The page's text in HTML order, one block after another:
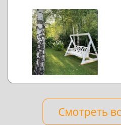
Смотреть